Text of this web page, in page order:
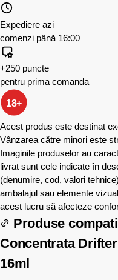
Expediere azi
comenzi până 16:00
+250 puncte
pentru prima comanda
18+
Acest produs este destinat
Vânzarea către minori este
Imaginile produselor au
livrat sunt cele indicate în
(denumire, cod, valori
ambalajul sau elemente
acest lucru să afecteze
Produse
Concentrata
16ml